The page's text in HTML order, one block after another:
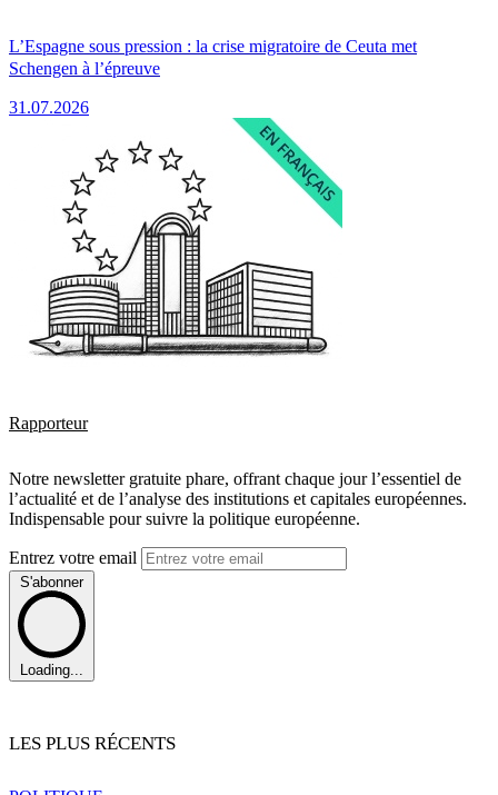
L’Espagne sous pression : la crise migratoire de Ceuta met
Schengen à l’épreuve
31.07.2026
Rapporteur
Notre newsletter gratuite phare, offrant chaque jour l’essentiel de
l’actualité et de l’analyse des institutions et capitales européennes.
Indispensable pour suivre la politique européenne.
Entrez votre email
S'abonner
Loading...
LES PLUS RÉCENTS